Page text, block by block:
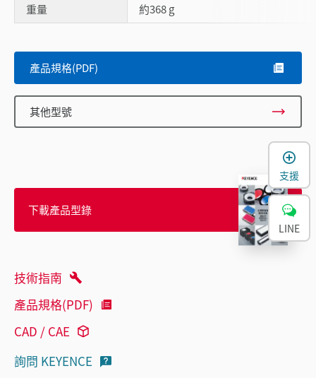
重量
約368 g
產品規格(PDF)
其他型號
下載產品型錄
技術指南
產品規格(PDF)
CAD / CAE
詢問 KEYENCE
支援
LINE